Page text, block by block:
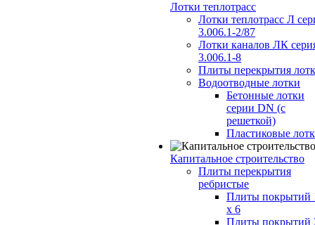
Лотки теплотрасс
Лотки теплотрасс Л
3.006.1-2/87
Лотки каналов ЛК
3.006.1-8
Плиты перекрытия
Водоотводные лотки
Бетонные лотки
серии DN (с
решеткой)
Пластиковые
Капитальное строительство
Плиты перекрытия
ребристые
Плиты покрытий
x 6
Плиты покрытий